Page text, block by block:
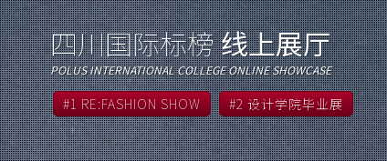
四川国际标榜线上展厅
POLUS INTERNATIONAL COLLEGE ONLINE SHOWCASE
#1 RE:FASHION SHOW #2 设计学院毕业展